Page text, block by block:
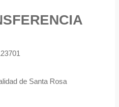
de Santa Rosa